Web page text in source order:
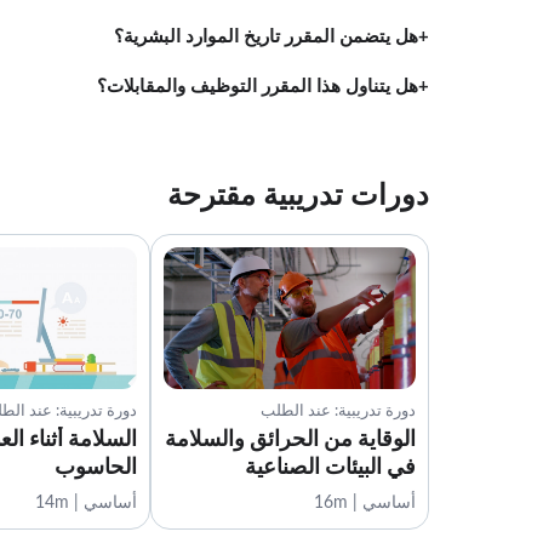
هل يتضمن المقرر تاريخ الموارد البشرية؟
هل يتناول هذا المقرر التوظيف والمقابلات؟
دورات تدريبية مقترحة
دورة تدريبية: عند الطلب
الوقاية من الحرائق والسلامة
في البيئات الصناعية
أساسي | 16m
دورة تدريبية: عند
السلامة أثناء
الحاسوب
أساسي | 14m